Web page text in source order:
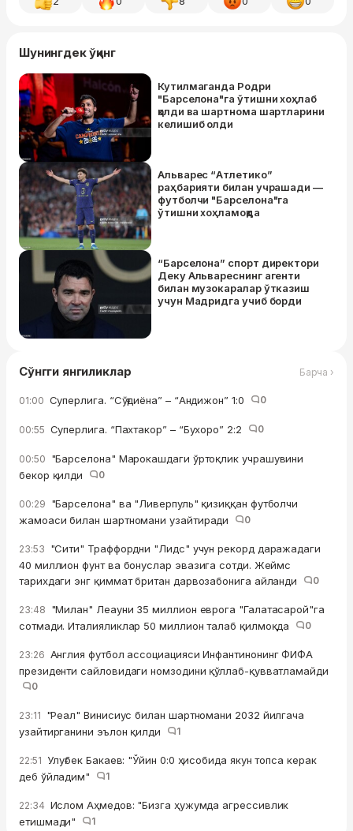
Шунингдек ўқинг
Кутилмаганда Родри
"Барселона"га ўтишни хоҳлаб
қолди ва шартнома шартларини
келишиб олди
Альварес “Атлетико”
раҳбарияти билан учрашади —
футболчи "Барселона"га
ўтишни хоҳламоқда
“Барселона” спорт директори
Деку Альвареснинг агенти
билан музокаралар ўтказиш
учун Мадридга учиб борди
Сўнгги янгиликлар Барча ›
01:00 Суперлига. “Сўғдиёна” – “Андижон” 1:0 0
00:55 Суперлига. “Пахтакор” – “Бухоро” 2:2 0
00:50 "Барселона" Марокашдаги ўртоқлик учрашувини
бекор қилди
0
00:29 "Барселона" ва "Ливерпуль" қизиққан футболчи
жамоаси билан шартномани узайтиради
0
23:53 "Сити" Траффордни "Лидс" учун рекорд даражадаги
40 миллион фунт ва бонуслар эвазига сотди. Жеймс
тарихдаги энг қиммат британ дарвозабонига айланди
0
23:48 "Милан" Леауни 35 миллион еврога "Галатасарой"га
сотмади. Италияликлар 50 миллион талаб қилмоқда
0
23:26 Англия футбол ассоциацияси Инфантинонинг ФИФА
президенти сайловидаги номзодини қўллаб-қувватламайди
0
23:11 "Реал" Винисиус билан шартномани 2032 йилгача
узайтирганини эълон қилди
1
22:51 Улуғбек Бакаев: "Ўйин 0:0 ҳисобида якун топса керак
деб ўйладим"
1
22:34 Ислом Аҳмедов: "Бизга ҳужумда агрессивлик
етишмади"
1